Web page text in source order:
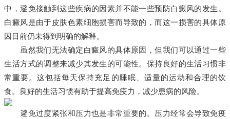
中，避免接触到这些疾病的因素并不能一些预防白癜风的发生。
白癜风是由于皮肤色素细胞损害而导致的，而这一损害的具体原
因目前仍未得到明确的解释。
虽然我们无法确定白癜风的具体原因，但我们可以通过一些
生活方式的调整来减少其发生的可能性。保持良好的生活习惯非
常重要。这包括每天保持充足的睡眠、适量的运动和合理的饮
食。良好的生活习惯有助于提高免疫力，减少患病的风险。
避免过度紧张和压力也是非常重要的。压力经常会导致免疫